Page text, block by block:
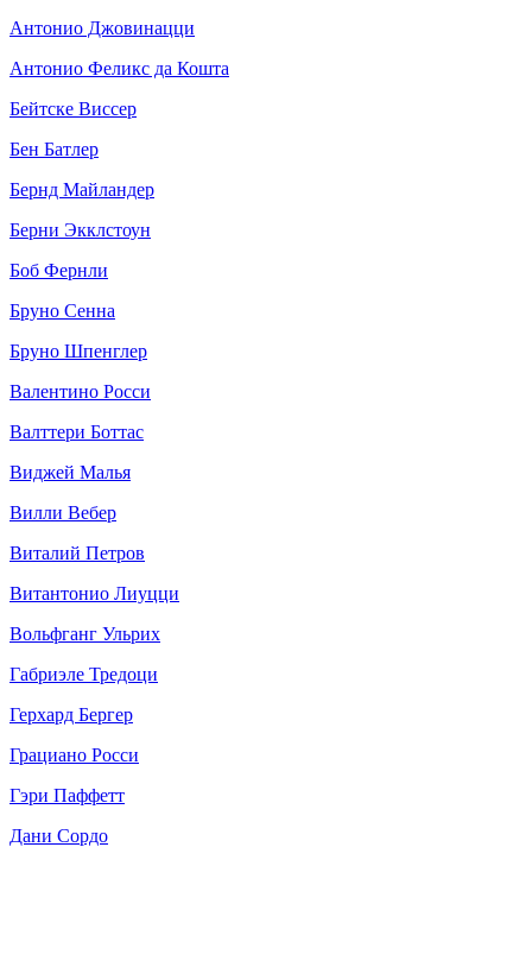
Антонио Джовинацци
Антонио Феликс да Кошта
Бейтске Виссер
Бен Батлер
Бернд Майландер
Берни Экклстоун
Боб Фернли
Бруно Сенна
Бруно Шпенглер
Валентино Росси
Валттери Боттас
Виджей Малья
Вилли Вебер
Виталий Петров
Витантонио Лиуцци
Вольфганг Ульрих
Габриэле Тредоци
Герхард Бергер
Грациано Росси
Гэри Паффетт
Дани Сордо